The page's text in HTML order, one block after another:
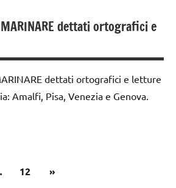
MARINARE dettati ortografici e
dettati ortografici e letture
Amalfi, Pisa, Venezia e Genova.
12
Articolo
»